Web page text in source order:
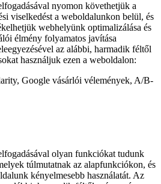
nyomon követhetjük a
viselkedést a weboldalunkon belül, és
webhelyünk optimalizálása és
élmény folyamatos javítása
az alábbi, harmadik féltől
használjuk ezen a weboldalon:
Google vásárlói vélemények, A/B-
olyan funkciókat tudunk
túlmutatnak az alapfunkciókon, és
kényelmesebb használatát. Az